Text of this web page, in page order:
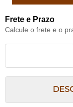
Frete e Prazo
Calcule o frete e o